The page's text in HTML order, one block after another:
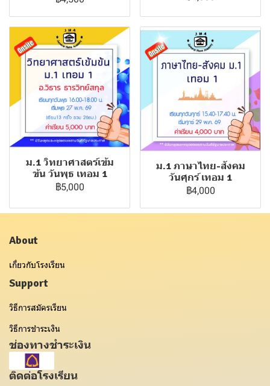
ม.1 วิทยาศาสตร์เข้ม
ข้น วันพุธ เทอม 1
฿5,000
ม.1 ภาษาไทย-สังคม
วันศุกร์ เทอม 1
฿4,000
About
เกี่ยวกับโรงเรียน
Support
วิธีการสมัครเรียน
วิธีการชำระเงิน
ช่องทางชำระเงิน
ติดต่อโรงเรียน